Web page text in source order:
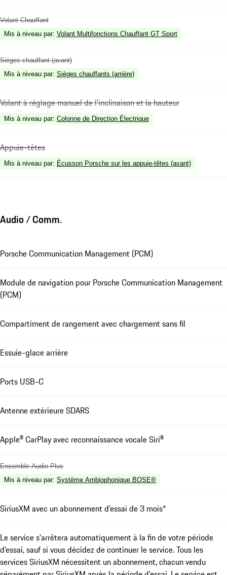
Volant Chauffant
Mis à niveau par: Volant Multifonctions Chauffant GT Sport
Sièges chauffant (avant)
Mis à niveau par: Sièges chauffants (arrière)
Volant à réglage manuel de l'inclinaison et la hauteur
Mis à niveau par: Colonne de Direction Électrique
Appuie-têtes
Mis à niveau par: Écusson Porsche sur les appuie-têtes (avant)
Audio / Comm.
Porsche Communication Management (PCM)
Module de navigation pour Porsche Communication Management
(PCM)
Compartiment de rangement avec chargement sans fil
Essuie-glace arrière
Ports USB-C
Antenne extérieure SDARS
Apple® CarPlay avec reconnaissance vocale Siri®
Ensemble Audio Plus
Mis à niveau par: Système Ambiophonique BOSE®
SiriusXM avec un abonnement d'essai de 3 mois*
Le service s'arrêtera automatiquement à la fin de votre période
d'essai, sauf si vous décidez de continuer le service. Tous les
services SiriusXM nécessitent un abonnement, chacun vendu